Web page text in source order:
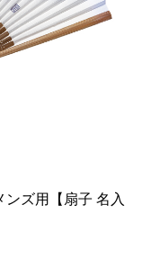
ンズ用【扇子 名入